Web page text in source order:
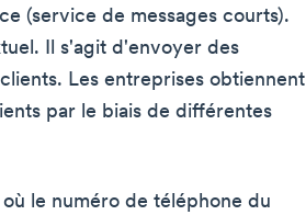
(service de messages courts).
Il s'agit d'envoyer des
Les entreprises obtiennent
par le biais de différentes
où le numéro de téléphone du